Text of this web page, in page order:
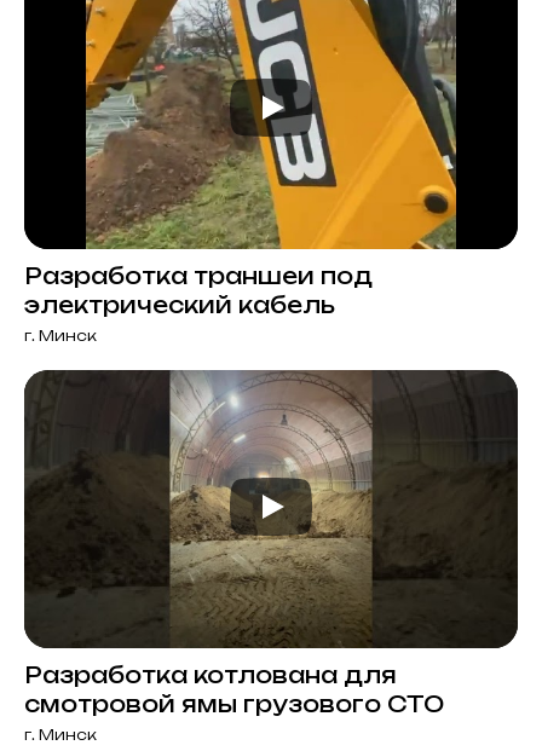
Разработка траншеи под
электрический кабель
г. Минск
Разработка котлована для
смотровой ямы грузового СТО
г. Минск